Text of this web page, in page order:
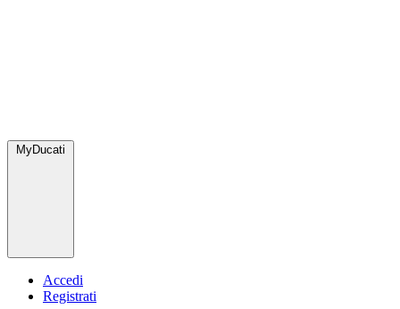
MyDucati
Accedi
Registrati